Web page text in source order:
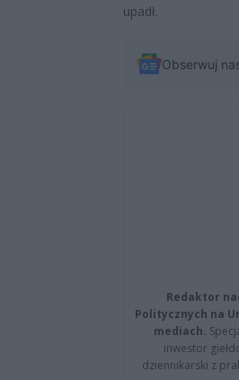
upadł.
Obserwuj
Redaktor
Politycznych na
mediach.
inwestor
dziennikarski z